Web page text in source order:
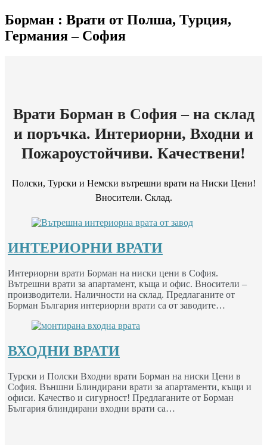
Борман : Врати от Полша, Турция,
Германия – София
Врати Борман в София – на склад
и поръчка. Интериорни, Входни и
Пожароустойчиви. Качествени!
Полски, Турски и Немски вътрешни врати на Ниски Цени!
Вносители. Склад.
ИНТЕРИОРНИ ВРАТИ
Интериорни врати Борман на ниски цени в София.
Вътрешни врати за апартамент, къща и офис. Вносители –
производители. Наличности на склад. Предлаганите от
Борман България интериорни врати са от заводите…
ВХОДНИ ВРАТИ
Турски и Полски Входни врати Борман на ниски Цени в
София. Външни Блиндирани врати за апартаменти, къщи и
офиси. Качество и сигурност! Предлаганите от Борман
България блиндирани входни врати са…